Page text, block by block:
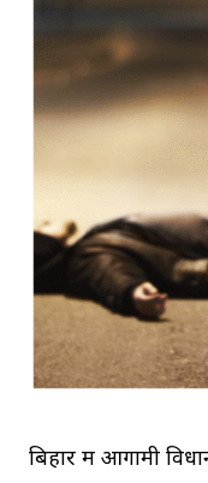
बिहार में आगामी